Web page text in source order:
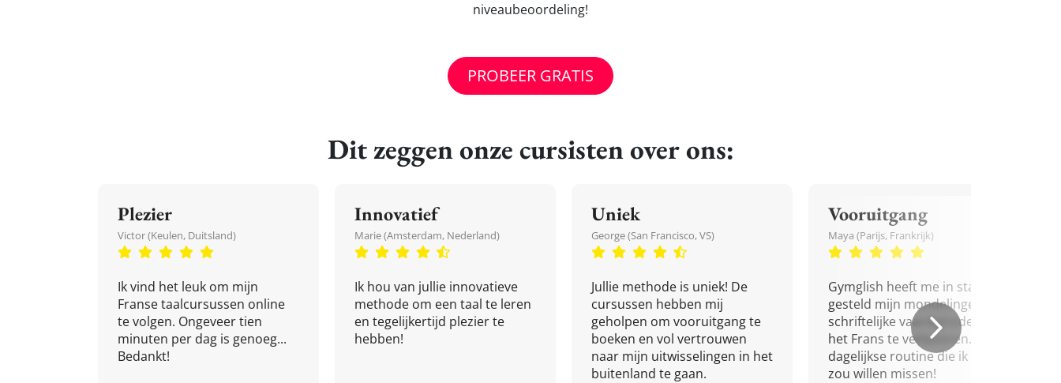
niveaubeoordeling!
PROBEER GRATIS
Dit zeggen onze cursisten over ons:
Plezier
Victor (Keulen, Duitsland)
Ik vind het leuk om mijn
Franse taalcursussen online
te volgen. Ongeveer tien
minuten per dag is genoeg...
Bedankt!
Innovatief
Marie (Amsterdam, Nederland)
Ik hou van jullie innovatieve
methode om een taal te leren
en tegelijkertijd plezier te
hebben!
Uniek
George (San Francisco, VS)
Jullie methode is uniek! De
cursussen hebben mij
geholpen om vooruitgang te
boeken en vol vertrouwen
naar mijn uitwisselingen in het
buitenland te gaan.
Vooruitgang
Maya (Parijs, Frankrijk)
Gymglish heeft me in staat
gesteld mijn mondelinge en
schriftelijke vaardigheden in
het Frans te verbeteren. Een
dagelijkse routine die ik niet
zou willen missen!